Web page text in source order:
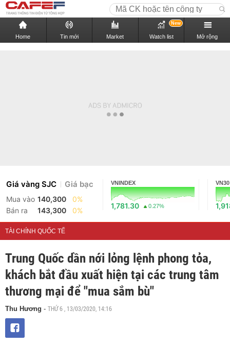
Home Tin mới Market Watch list
New
Mở rộng
Giá vàng SJC Giá bạc
Mua vào 140,300
0%
Bán ra
143,300 0%
VNINDEX
1,781.30 0.27%
VN30
TÀI CHÍNH QUỐC TẾ
Trung Quốc dần nới lỏng lệnh phong tỏa,
khách bắt đầu xuất hiện tại các trung tâm
thương mại để "mua sắm bù"
Thu Hương - THỨ 6 , 13/03/2020, 14:16